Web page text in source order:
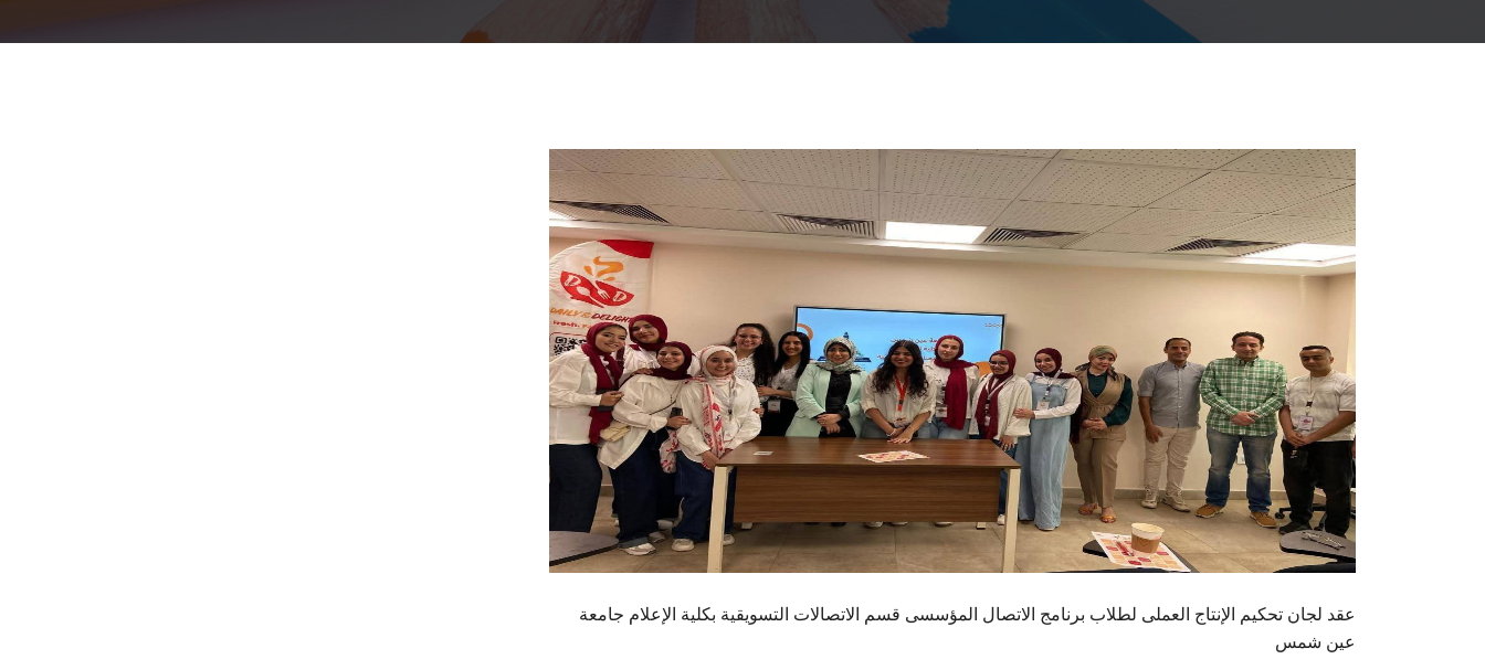
عقد لجان تحكيم الإنتاج العملى لطلاب برنامج الاتصال المؤسسى قسم الاتصالات التسويقية بكلية الإعلام جامعة
عين شمس